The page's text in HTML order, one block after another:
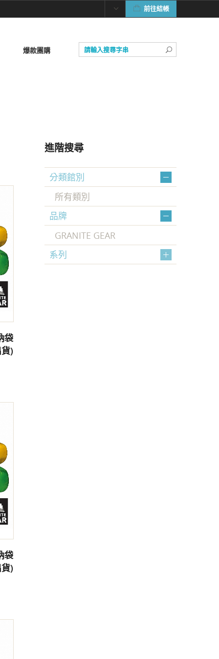
前往結帳
爆款團購
袋
)
袋
)
進階搜尋
分類館別
所有類別
品牌
GRANITE GEAR
系列